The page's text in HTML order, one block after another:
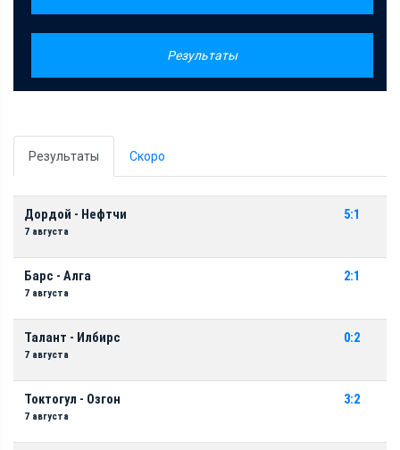
Результаты
Результаты Скоро
Дордой - Нефтчи
7 августа
5:1
Барс - Алга
7 августа
2:1
Талант - Илбирс
7 августа
0:2
Токтогул - Озгон
7 августа
3:2